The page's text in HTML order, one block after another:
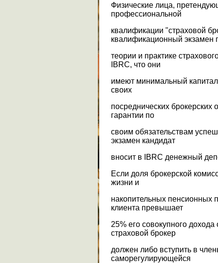
Физические лица,
профессиональной
квалификации "страховой
квалификационный экзамен
теории и практике
IBRC, что они
имеют минимальный
своих
посреднических брокерских
гарантии по
своим обязательствам
экзамен кандидат
вносит в IBRC денежный
Если доля брокерской
жизни и
накопительных пенсионных
клиента превышает
25% его совокупного дохода
страховой брокер
должен либо вступить в
саморегулирующейся